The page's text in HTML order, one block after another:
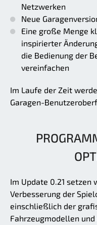
Netzwerken
Neue
Eine große Menge
inspirierter
die Bedienung der
vereinfachen
Im Laufe der Zeit
Garagen-
Im Update 0.21
Verbesserung der
einschließlich der
Fahrzeugmodellen